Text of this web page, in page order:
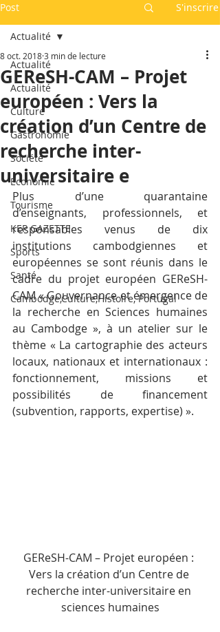
Post S'inscrire
Actualité
Actualité
Culture
Gastronomie
Société
Economie
Tourisme
KEP GAZETTE
Sports
Santé
Cambodge,Culture,Histoire, Portugal
Actualité
GEReSH-CAM – Projet
européen : Vers la
création d’un Centre de
recherche inter-
universitaire e
8 oct. 20183 min de lecture
Plus d’une quarantaine
d’enseignants, professionnels, et
responsables venus de dix
institutions cambodgiennes et
européennes se sont réunis dans le
cadre du projet européen GEReSH-
CAM « Gouvernance et émergence de
la recherche en Sciences humaines
au Cambodge », à un atelier sur le
thème « La cartographie des acteurs
locaux, nationaux et internationaux :
fonctionnement, missions et
possibilités de financement
(subvention, rapports, expertise) ».
GEReSH-CAM – Projet européen :
Vers la création d’un Centre de
recherche inter-universitaire en
sciences humaines